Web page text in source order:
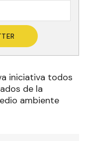
iniciativa todos
de la
ambiente